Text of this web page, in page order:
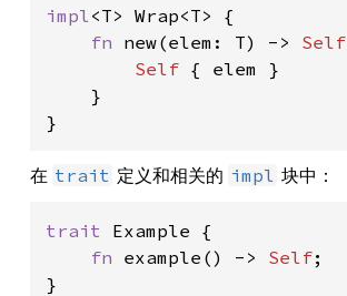
impl<T> Wrap<T> {
fn new(elem: T) -> Self
Self { elem }
    }
}
在 trait 定义和相关的 impl 块中：
trait Example {
fn example() -> Self;
}